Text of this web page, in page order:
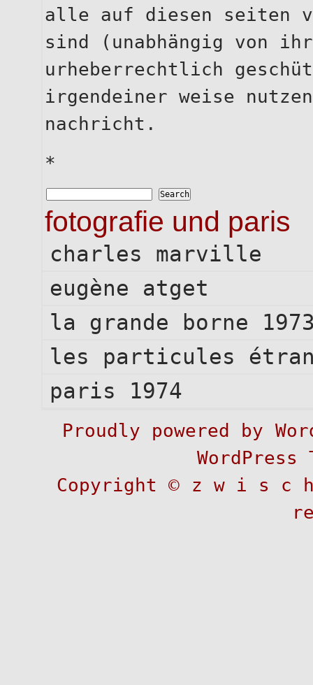
alle auf diesen seiten
sind (unabhängig von
urheberrechtlich
irgendeiner weise
nachricht.
*
fotografie und paris
charles marville
eugène atget
la grande borne
les particules
paris 1974
Proudly powered by
WordPress
Copyright ©
z w i s c